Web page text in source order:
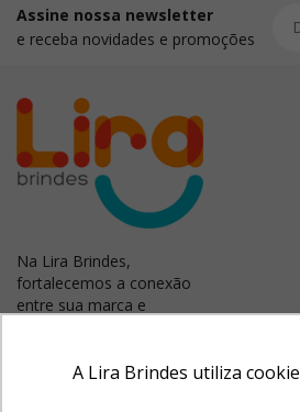
A Lira Brindes utiliza
Assine nossa newsletter
e receba novidades e promoções
Na Lira Brindes,
fortalecemos a conexão
entre sua marca e
com brindes úteis e